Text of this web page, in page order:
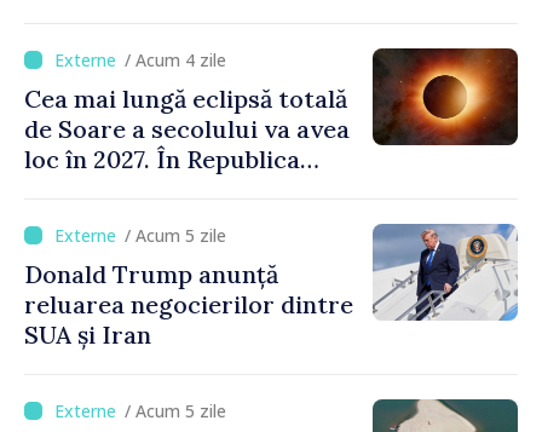
/ Acum 4 zile
Cea mai lungă eclipsă totală
de Soare a secolului va avea
loc în 2027. În Republica
acoperit în proporție de
până la 44%/ Acum 5 zile
Donald Trump anunță
reluarea negocierilor dintre
SUA și Iran
/ Acum 5 zile